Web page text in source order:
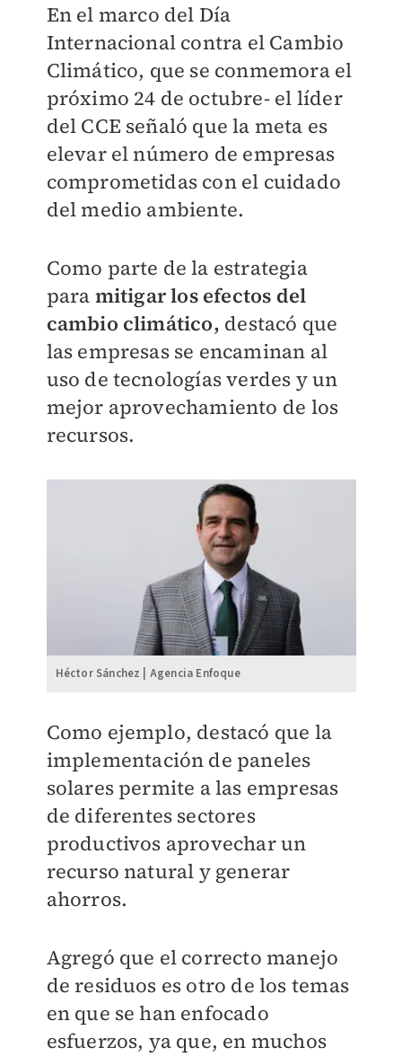
En el marco del Día
Internacional contra el Cambio
Climático, que se conmemora el
próximo 24 de octubre- el líder
del CCE señaló que la meta es
elevar el número de empresas
comprometidas con el cuidado
del medio ambiente.
Como parte de la estrategia
para mitigar los efectos del
cambio climático, destacó que
las empresas se encaminan al
uso de tecnologías verdes y un
mejor aprovechamiento de los
recursos.
Héctor Sánchez | Agencia Enfoque
Como ejemplo, destacó que la
implementación de paneles
solares permite a las empresas
de diferentes sectores
productivos aprovechar un
recurso natural y generar
ahorros.
Agregó que el correcto manejo
de residuos es otro de los temas
en que se han enfocado
esfuerzos, ya que, en muchos